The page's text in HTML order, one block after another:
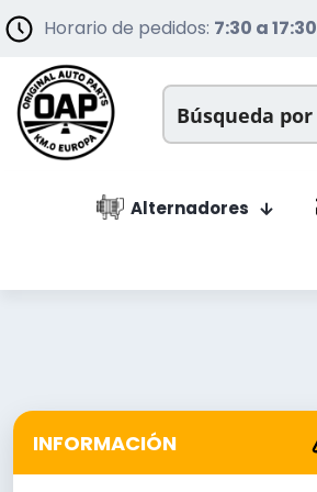
Horario de pedidos: 7:30 a 17:30
Alternadores
INFORMACIÓN